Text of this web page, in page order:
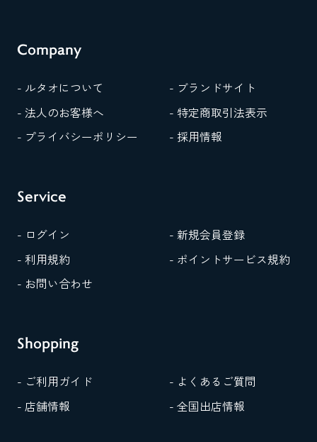
Company
- ルタオについて
- ブランドサイト
- 法人のお客様へ
- 特定商取引法表示
- プライバシーポリシー
- 採用情報
Service
- ログイン
- 新規会員登録
- 利用規約
- ポイントサービス規約
- お問い合わせ
Shopping
- ご利用ガイド
- よくあるご質問
- 店舗情報
- 全国出店情報